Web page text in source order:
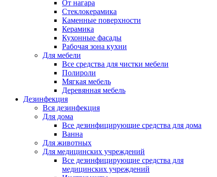
От нагара
Стеклокерамика
Каменные поверхности
Керамика
Кухонные фасады
Рабочая зона кухни
Для мебели
Все средства для чистки мебели
Полироли
Мягкая мебель
Деревянная мебель
Дезинфекция
Вся дезинфекция
Для дома
Все дезинфицирующие средства для дома
Ванна
Для животных
Для медицинских учреждений
Все дезинфицирующие средства для
медицинских учреждений